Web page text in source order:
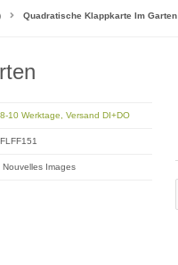
Quadratische Klappkarte Im Garten
8-10 Werktage, Versand DI+DO
Nouvelles Images